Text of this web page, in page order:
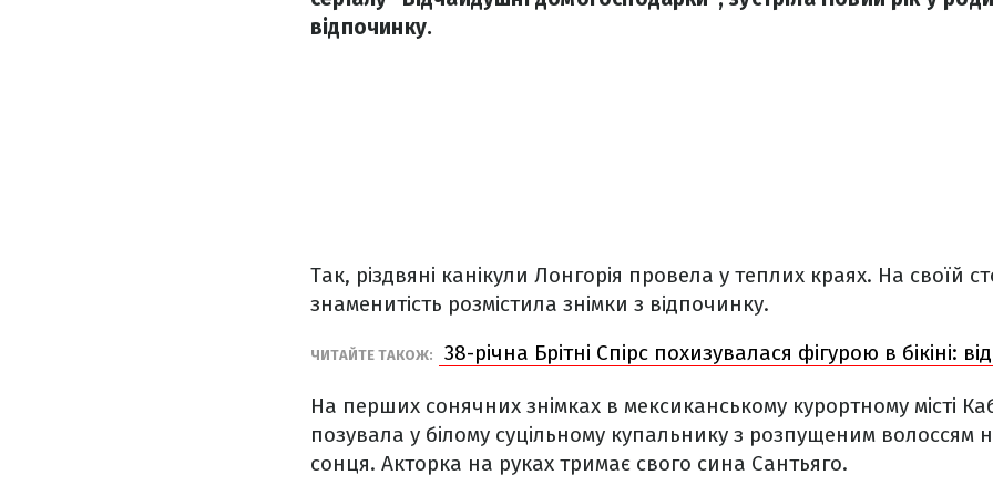
відпочинку.
Так, різдвяні канікули Лонгорія провела у теплих краях. На своїй
знаменитість розмістила знімки з відпочинку.
ЧИТАЙТЕ ТАКОЖ: 38-річна Брітні Спірс похизувалася фігурою в бікіні:
На перших сонячних знімках в мексиканському курортному місті
позувала у білому суцільному купальнику з розпущеним волоссям
сонця. Акторка на руках тримає свого сина Сантьяго.